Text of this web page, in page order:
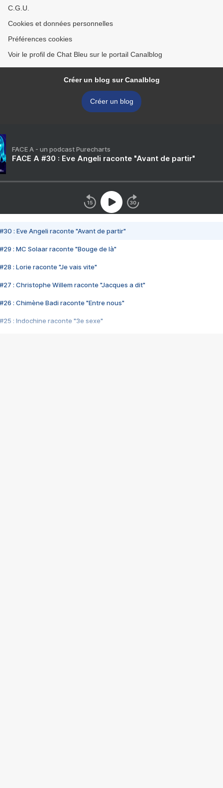
C.G.U.
Cookies et données personnelles
Préférences cookies
Voir le profil de Chat Bleu sur le portail Canalblog
Créer un blog sur Canalblog
Créer un blog
FACE A - un podcast Purecharts
FACE A #30 : Eve Angeli raconte "Avant de partir"
#30 : Eve Angeli raconte "Avant de partir"
#29 : MC Solaar raconte "Bouge de là"
#28 : Lorie raconte "Je vais vite"
#27 : Christophe Willem raconte "Jacques a dit"
#26 : Chimène Badi raconte "Entre nous"
#25 : Indochine raconte "3e sexe"